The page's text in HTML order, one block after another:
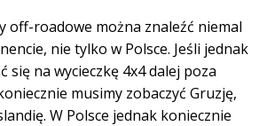
off-roadowe można znaleźć niemal
nie tylko w Polsce. Jeśli jednak
się na wycieczkę 4x4 dalej poza
musimy zobaczyć Gruzję,
W Polsce jednak koniecznie